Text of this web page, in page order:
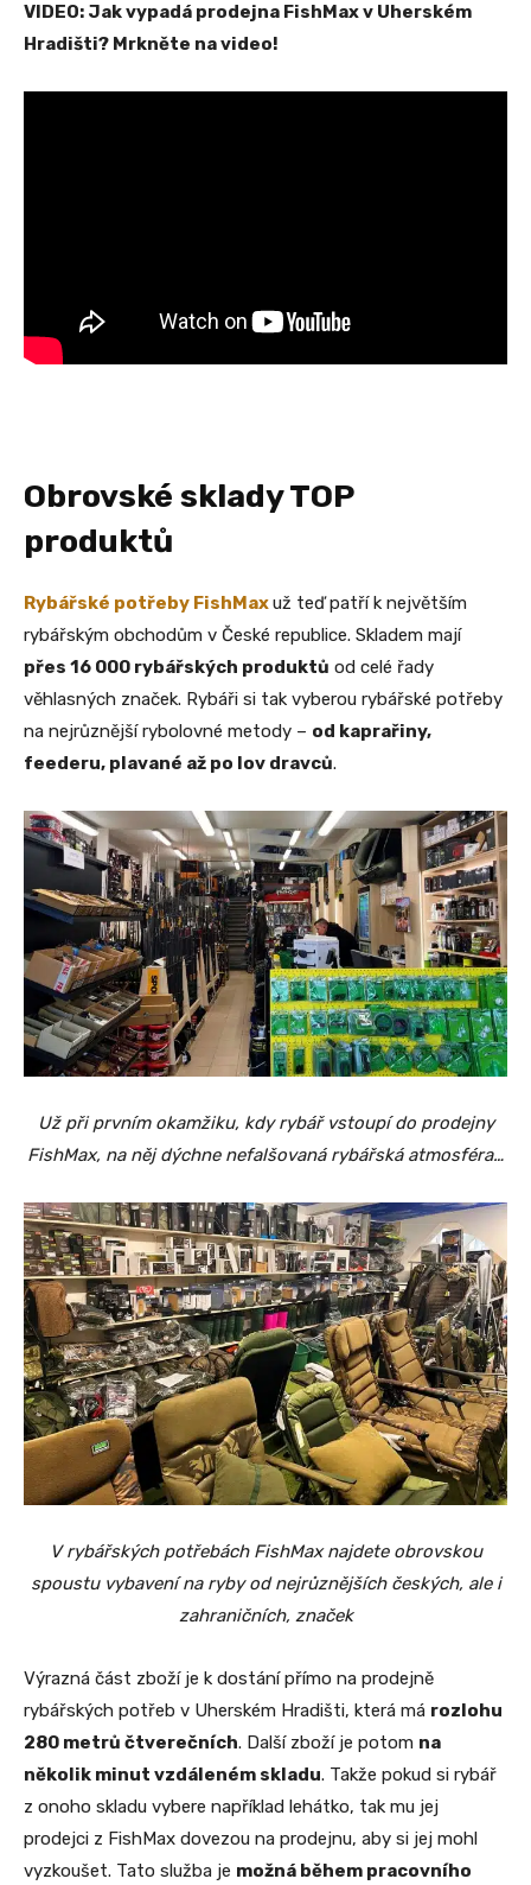
VIDEO: Jak vypadá prodejna FishMax v Uherském
Hradišti? Mrkněte na video!
Obrovské sklady TOP
produktů
Rybářské potřeby FishMaxuž teď patří k největším
rybářským obchodům v České republice. Skladem mají
přes 16 000 rybářských produktů od celé řady
věhlasných značek. Rybáři si tak vyberou rybářské potřeby
na nejrůznější rybolovné metody – od kaprařiny,
feederu, plavané až po lov dravců.
Už při prvním okamžiku, kdy rybář vstoupí do prodejny
FishMax, na něj dýchne nefalšovaná rybářská atmosféra…
V rybářských potřebách FishMax najdete obrovskou
spoustu vybavení na ryby od nejrůznějších českých, ale i
zahraničních, značek
Výrazná část zboží je k dostání přímo na prodejně
rybářských potřeb v Uherském Hradišti, která má rozlohu
280 metrů čtverečních. Další zboží je potom na
několik minut vzdáleném skladu. Takže pokud si rybář
z onoho skladu vybere například lehátko, tak mu jej
prodejci z FishMax dovezou na prodejnu, aby si jej mohl
vyzkoušet. Tato služba je možná během pracovního